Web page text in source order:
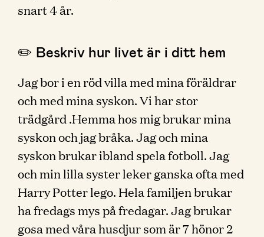
snart 4 år.
✏️ Beskriv hur livet är i ditt hem
Jag bor i en röd villa med mina föräldrar
och med mina syskon. Vi har stor
trädgård .Hemma hos mig brukar mina
syskon och jag bråka. Jag och mina
syskon brukar ibland spela fotboll. Jag
och min lilla syster leker ganska ofta med
Harry Potter lego. Hela familjen brukar
ha fredags mys på fredagar. Jag brukar
gosa med våra husdjur som är 7 hönor 2